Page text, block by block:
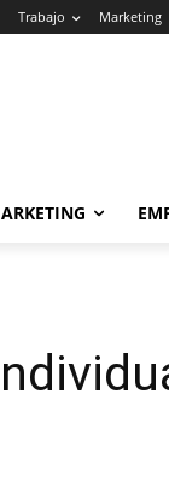
Trabajo Marketing